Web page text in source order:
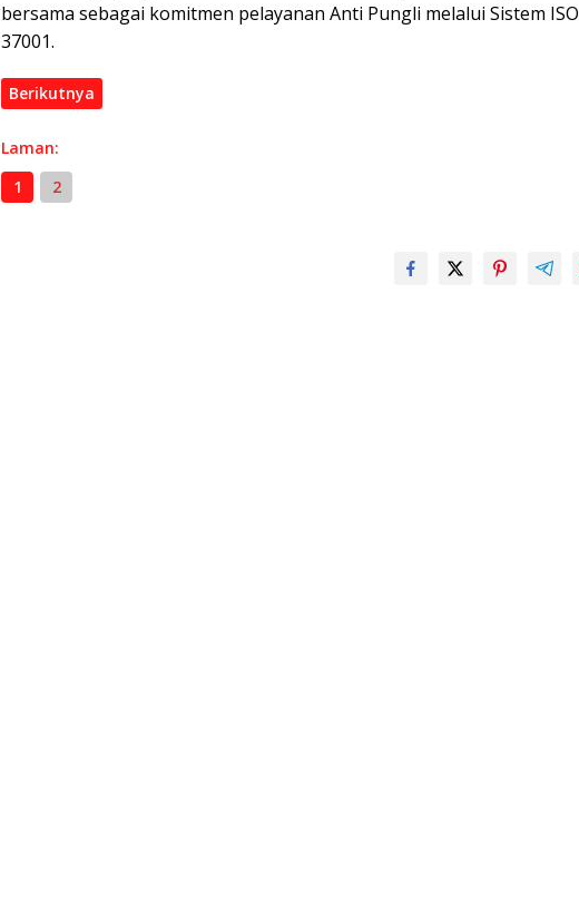
bersama sebagai komitmen pelayanan Anti Pungli melalui Sistem ISO
37001.
Berikutnya
Laman:
1
2